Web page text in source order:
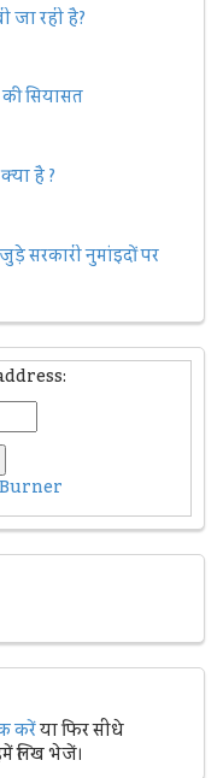
जा रही है?
सियासत
है ?
सरकारी नुमांइदों पर
करेंया फिर सीधे
लिख भेजें।